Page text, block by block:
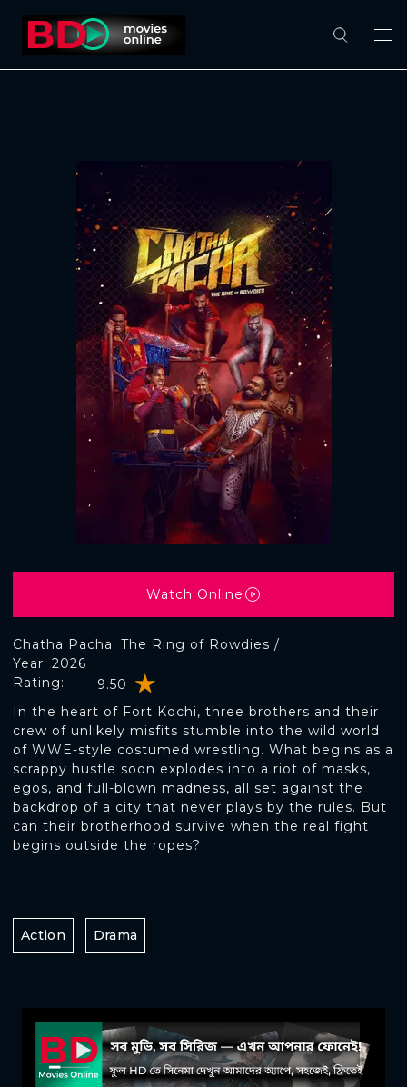
Chatha Pacha: The Ring of Rowdies /
Rating: 9.50
Year: 2026
In the heart of Fort Kochi, three brothers and their
crew of unlikely misfits stumble into the wild world
of WWE-style costumed wrestling. What begins as a
scrappy hustle soon explodes into a riot of masks,
egos, and full-blown madness, all set against the
backdrop of a city that never plays by the rules. But
can their brotherhood survive when the real fight
begins outside the ropes?
Watch Online
Action Drama